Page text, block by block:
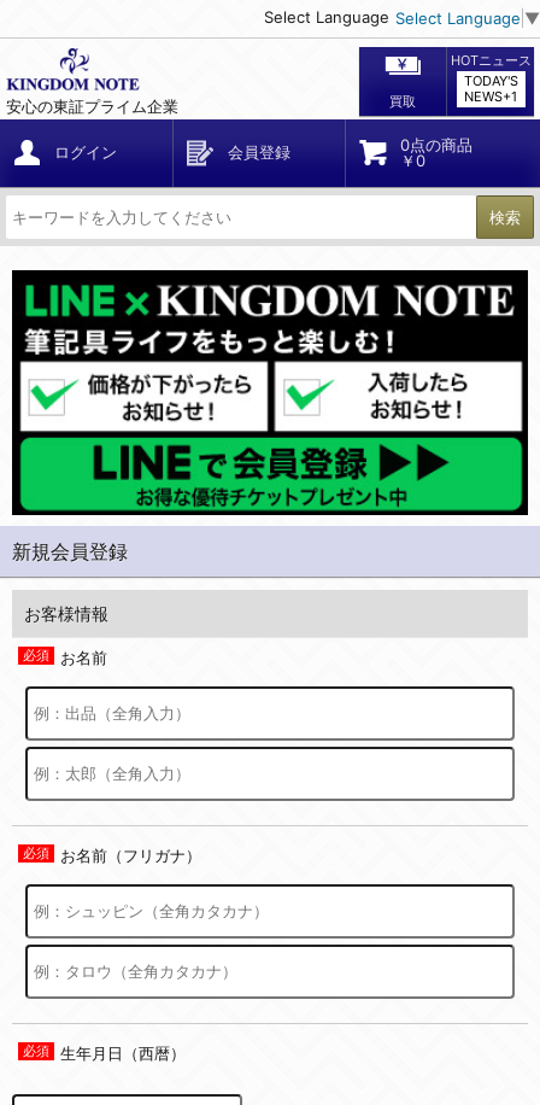
Select Language Select Language ▼
安心の東証プライム企業 買取
HOTニュース
TODAY'S
NEWS+1
ログイン 会員登録
0点の商品
￥0
検索
新規会員登録
お客様情報
お名前
お名前（フリガナ）
生年月日（西暦）